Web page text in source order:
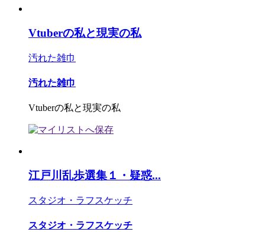
Vtuberの私と現実の私
汚れた雑巾
汚れた雑巾
Vtuberの私と現実の私
江戸川乱歩選集１・疑惑...
スタジオ・ラフスケッチ
スタジオ・ラフスケッチ